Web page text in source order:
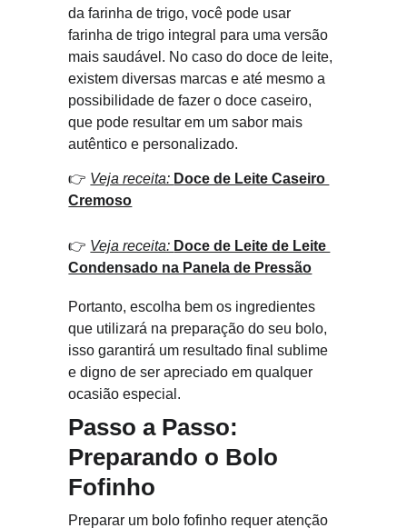
da farinha de trigo, você pode usar
farinha de trigo integral para uma versão
mais saudável. No caso do doce de leite,
existem diversas marcas e até mesmo a
possibilidade de fazer o doce caseiro,
que pode resultar em um sabor mais
autêntico e personalizado.
👉 Veja receita: Doce de Leite Caseiro
Cremoso
👉 Veja receita: Doce de Leite de Leite
Condensado na Panela de Pressão
Portanto, escolha bem os ingredientes
que utilizará na preparação do seu bolo,
isso garantirá um resultado final sublime
e digno de ser apreciado em qualquer
ocasião especial.
Passo a Passo:
Preparando o Bolo
Fofinho
Preparar um bolo fofinho requer atenção